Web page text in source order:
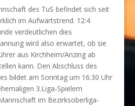
des TuS befindet sich seit
im Aufwärtstrend. 12:4
verdeutlichen dies
wird also erwartet, ob sie
aus Kirchheim/Anzing ab
kann. Den Abschluss des
bildet am Sonntag um 16.30 Uhr
3.Liga-Spielern
im Bezirksoberliga-